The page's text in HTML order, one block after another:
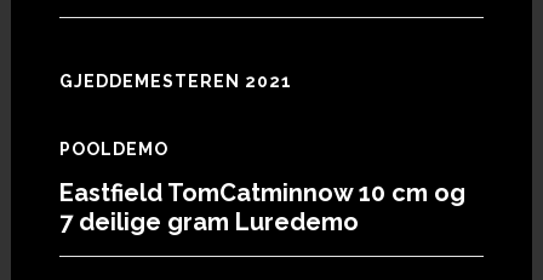
GJEDDEMESTEREN 2021
POOLDEMO
Eastfield TomCatminnow 10 cm og
7 deilige gram Luredemo